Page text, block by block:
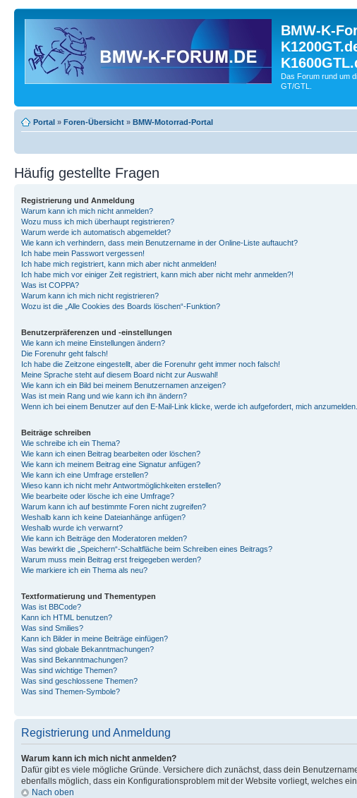
BMW-K-
Das Forum rund um
GT/GTL.
Portal » Foren-Übersicht » BMW-Motorrad-Portal
Häufig gestellte Fragen
Registrierung und Anmeldung
Warum kann ich mich nicht anmelden?
Wozu muss ich mich überhaupt registrieren?
Warum werde ich automatisch abgemeldet?
Wie kann ich verhindern, dass mein Benutzername in der Online-Liste auftaucht?
Ich habe mein Passwort vergessen!
Ich habe mich registriert, kann mich aber nicht anmelden!
Ich habe mich vor einiger Zeit registriert, kann mich aber nicht mehr anmelden?!
Was ist COPPA?
Warum kann ich mich nicht registrieren?
Wozu ist die „Alle Cookies des Boards löschen“-Funktion?
Benutzerpräferenzen und -einstellungen
Wie kann ich meine Einstellungen ändern?
Die Forenuhr geht falsch!
Ich habe die Zeitzone eingestellt, aber die Forenuhr geht immer noch falsch!
Meine Sprache steht auf diesem Board nicht zur Auswahl!
Wie kann ich ein Bild bei meinem Benutzernamen anzeigen?
Was ist mein Rang und wie kann ich ihn ändern?
Wenn ich bei einem Benutzer auf den E-Mail-Link klicke, werde ich aufgefordert, mich anzumelden.
Beiträge schreiben
Wie schreibe ich ein Thema?
Wie kann ich einen Beitrag bearbeiten oder löschen?
Wie kann ich meinem Beitrag eine Signatur anfügen?
Wie kann ich eine Umfrage erstellen?
Wieso kann ich nicht mehr Antwortmöglichkeiten erstellen?
Wie bearbeite oder lösche ich eine Umfrage?
Warum kann ich auf bestimmte Foren nicht zugreifen?
Weshalb kann ich keine Dateianhänge anfügen?
Weshalb wurde ich verwarnt?
Wie kann ich Beiträge den Moderatoren melden?
Was bewirkt die „Speichern“-Schaltfläche beim Schreiben eines Beitrags?
Warum muss mein Beitrag erst freigegeben werden?
Wie markiere ich ein Thema als neu?
Textformatierung und Thementypen
Was ist BBCode?
Kann ich HTML benutzen?
Was sind Smilies?
Kann ich Bilder in meine Beiträge einfügen?
Was sind globale Bekanntmachungen?
Was sind Bekanntmachungen?
Was sind wichtige Themen?
Was sind geschlossene Themen?
Was sind Themen-Symbole?
Registrierung und Anmeldung
Warum kann ich mich nicht anmelden?
Dafür gibt es viele mögliche Gründe. Versichere dich zunächst, dass dein
ebenfalls möglich, dass ein Konfigurationsproblem mit der Website vorliegt, welches
Nach oben